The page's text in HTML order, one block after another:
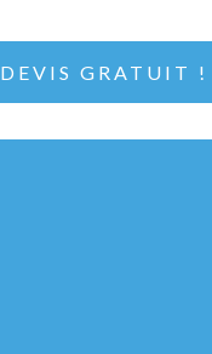
DEVIS GRATUIT !